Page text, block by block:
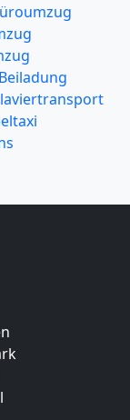
Beiladung